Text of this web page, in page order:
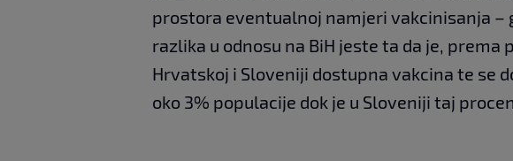
prostora eventualnoj namjeri vakcinisanja –
razlika u odnosu na BiH jeste ta da je, prema
Hrvatskoj i Sloveniji dostupna vakcina te se
oko 3% populacije dok je u Sloveniji taj